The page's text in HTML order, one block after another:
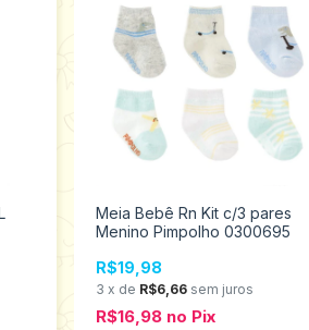
Meia Bebê Rn Kit c/3 pares
Menino Pimpolho 0300695
R$19,98
3 x de R$6,66 sem juros
R$16,98 no Pix